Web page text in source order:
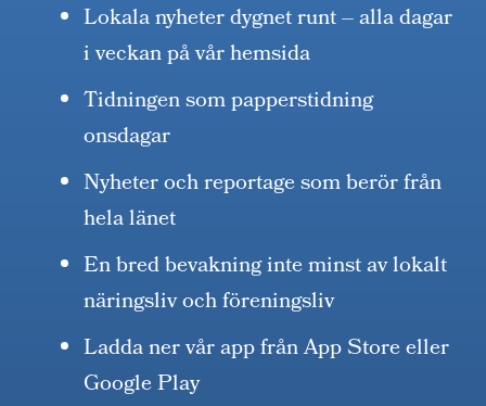
Lokala nyheter dygnet runt – alla dagar
i veckan på vår hemsida
Tidningen som papperstidning
onsdagar
Nyheter och reportage som berör från
hela länet
En bred bevakning inte minst av lokalt
näringsliv och föreningsliv
Ladda ner vår app från App Store eller
Google Play